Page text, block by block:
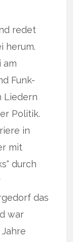
redet
herum.
am
Funk-
Liedern
Politik.
in
mit
durch
das
war